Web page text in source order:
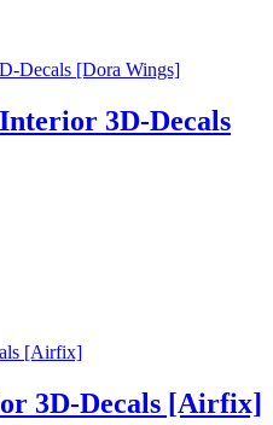
3D-Decals
3D-Decals [Airfix]